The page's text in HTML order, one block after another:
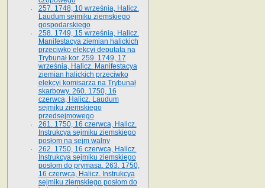
257. 1748, 10 września, Halicz.
Laudum sejmiku ziemskiego
gospodarskiego
258. 1749, 15 września, Halicz.
Manifestacya ziemian halickich
przeciwko elekcyi deputata na
Trybunał kor. 259. 1749, 17
września, Halicz. Manifestacya
ziemian halickich przeciwko
elekcyi komisarza na Trybunał
skarbowy. 260. 1750, 16
czerwca, Halicz. Laudum
sejmiku ziemskiego
przedsejmowego
261. 1750, 16 czerwca, Halicz.
Instrukcya sejmiku ziemskiego
posłom na sejm walny
262. 1750, 16 czerwca, Halicz.
Instrukcya sejmiku ziemskiego
posłom do prymasa. 263. 1750,
16 czerwca, Halicz. Instrukcya
sejmiku ziemskiego posłom do